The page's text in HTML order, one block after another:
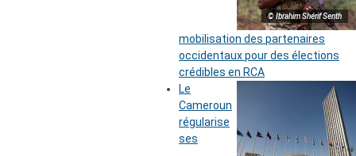
© Ibrahim Shérif Senth
mobilisation des partenaires
occidentaux pour des élections
crédibles en RCA
Le
Cameroun
régularise
ses